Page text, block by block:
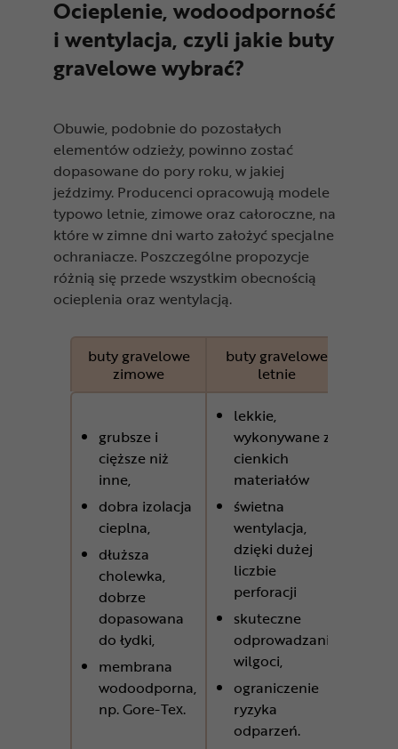
Ocieplenie, wodoodporność
i wentylacja, czyli jakie buty
gravelowe wybrać?
Obuwie, podobnie do pozostałych
elementów odzieży, powinno zostać
dopasowane do pory roku, w jakiej
jeździmy. Producenci opracowują modele
typowo letnie, zimowe oraz całoroczne, na
które w zimne dni warto założyć specjalne
ochraniacze. Poszczególne propozycje
różnią się przede wszystkim obecnością
ocieplenia oraz wentylacją.
buty gravelowe
zimowe
buty gravelowe
letnie
grubsze i
cięższe niż
inne,
dobra izolacja
cieplna,
dłuższa
cholewka,
dobrze
dopasowana
do łydki,
membrana
wodoodporna,
np. Gore-Tex.
lekkie,
wykonywane z
cienkich
materiałów
świetna
wentylacja,
dzięki dużej
liczbie
perforacji
skuteczne
odprowadzanie
wilgoci,
ograniczenie
ryzyka
odparzeń.